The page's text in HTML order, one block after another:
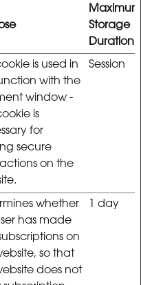
Maximum
Storage
Duration
is used in
with the
window -
is
for
secure
on the
Session
whether
has made
on
so that
does not
1 day